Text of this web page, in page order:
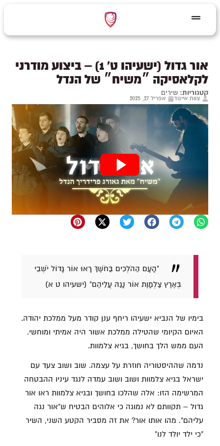
אור גדול (ישעיהו ט' 1) – ביצוע מודרני
לקלאסיקה ״משיח״ של הנדל
קטגוריות: שירים
צוות אייגוד אפריל 27, 2025
"הָעָם הַהֹלְכִים בַּחֹשֶׁךְ רָאוּ אוֹר גָּדוֹל יֹשְׁבֵי
בְּאֶרֶץ צַלְמָוֶת אוֹר נָגַהּ עֲלֵיהֶם" (ישעיהו ט א)
בימיו של הנביא ישעיהו ריחף ענן קודר מעל ממלכת יהודה.
האיום הקיומי שהטילה ממלכת אשור היה אמיתי ומוחשי.
העם ממש הלך בחושך, בגיא צלמוות.
נדמה שההיסטוריה חוזרת על עצמה. שוב ושוב צעד עם
ישראל בגיא צלמוות ושוב ושוב עמדה לנגד עיניו ההבטחה
המרשימה הזו: אלה שהלכו בחושך ובגיא צלמוות ראו אור
גדול – תקוותם לא נמוגה כי אלוהים הבטיח ש"אור נגה
עליהם". מהו אותו אור? את זה מסביר הקטע השני, השיר
"כי ילד יולד לנו"